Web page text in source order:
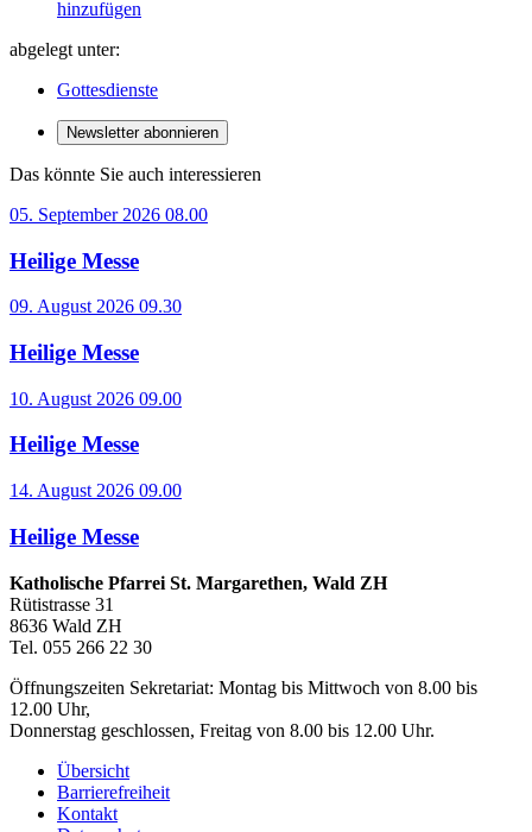
hinzufügen
abgelegt unter:
Gottesdienste
Newsletter abonnieren
Das könnte Sie auch interessieren
05. September 2026 08.00
Heilige Messe
09. August 2026 09.30
Heilige Messe
10. August 2026 09.00
Heilige Messe
14. August 2026 09.00
Heilige Messe
Katholische Pfarrei St. Margarethen, Wald ZH
Rütistrasse 31
8636 Wald ZH
Tel. 055 266 22 30
Öffnungszeiten Sekretariat: Montag bis Mittwoch von 8.00 bis
12.00 Uhr,
Donnerstag geschlossen, Freitag von 8.00 bis 12.00 Uhr.
Übersicht
Barrierefreiheit
Kontakt